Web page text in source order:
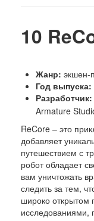
Hi-Tech
Города
Люди
Спорт
10
Жанр: экшен-
Год выпуска:
Разработчик:
Armature
ReCore – это
добавляет
путешествием с
робот обладает
вам уничтожать
следить за тем,
широко открытом
исследованиями,